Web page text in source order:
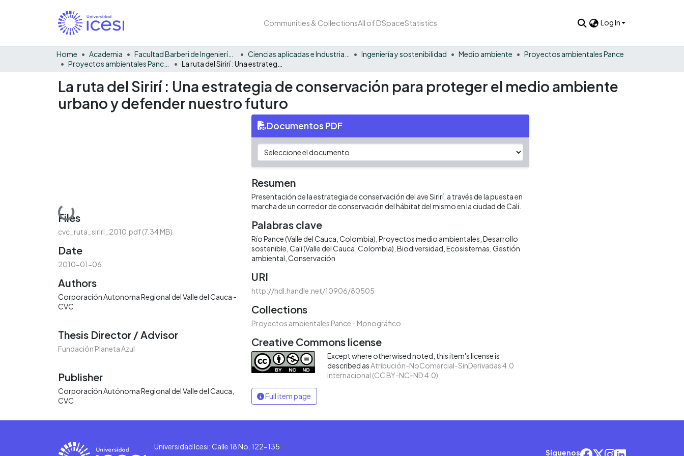
Communities & CollectionsAll of DSpaceStatistics Log In
Home Academia Facultad Barberi de Ingeniería, Diseño y Ciencias Aplicadas Ingeniería y sostenibilidad Medio ambiente
Proyectos ambientales Pance
La ruta del Sirirí : Una estrategia de conservación para proteger el medio ambiente
urbano y defender nuestro futuro
Loading...
Files
cvc_ruta_siriri_2010.pdf(7.34 MB)
Date
2010-01-06
Authors
Corporación Autonoma Regional del Valle del Cauca -
CVC
Thesis Director / Advisor
Fundación Planeta Azul
Publisher
Corporación Autónoma Regional del Valle del Cauca,
CVC
Documentos PDF
Resumen
Presentación de la estrategia de conservación del ave Sirirí, a través de la puesta en
marcha de un corredor de conservación del hábitat del mismo en la ciudad de Cali.
Palabras clave
Río Pance (Valle del Cauca, Colombia) Proyectos medio ambientales Desarrollo
sostenible Cali (Valle del Cauca, Colombia) Biodiversidad Ecosistemas Gestión
ambiental Conservación
URI
http://hdl.handle.net/10906/80505
Collections
Proyectos ambientales Pance - Monográfico
Creative Commons license
Except where otherwised noted, this item's license is
described as Atribución-NoComercial-SinDerivadas 4.0
Internacional (CC BY-NC-ND 4.0)
Full item page
Universidad Icesi: Calle 18 No. 122-135
Síguenos